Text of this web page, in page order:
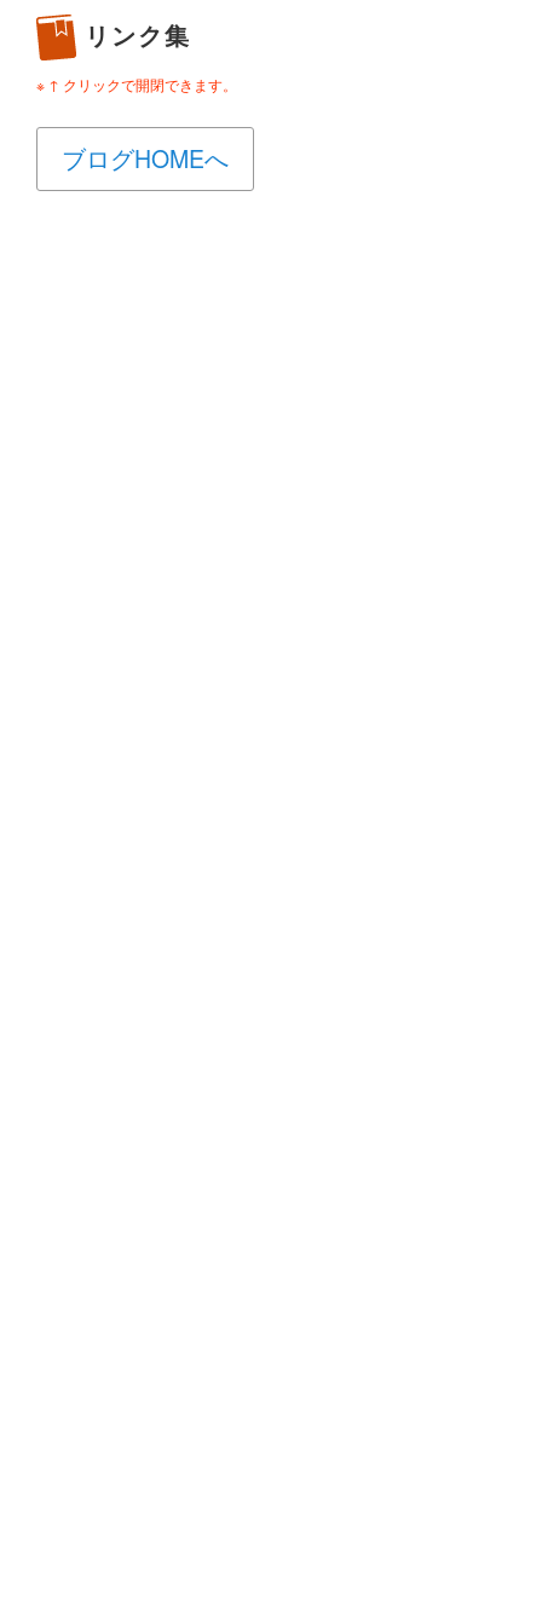
リンク集
※ ↑ クリックで開閉できます。
ブログHOMEへ